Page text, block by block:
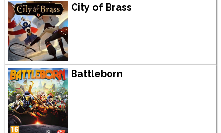
City of Brass
Battleborn